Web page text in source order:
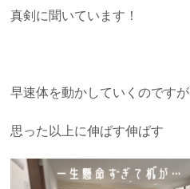
真剣に聞いています！
早速体を動かしていくのですが
思った以上に伸ばす伸ばす